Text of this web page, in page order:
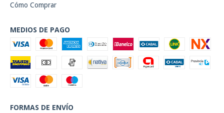
Cómo Comprar
MEDIOS DE PAGO
FORMAS DE ENVÍO